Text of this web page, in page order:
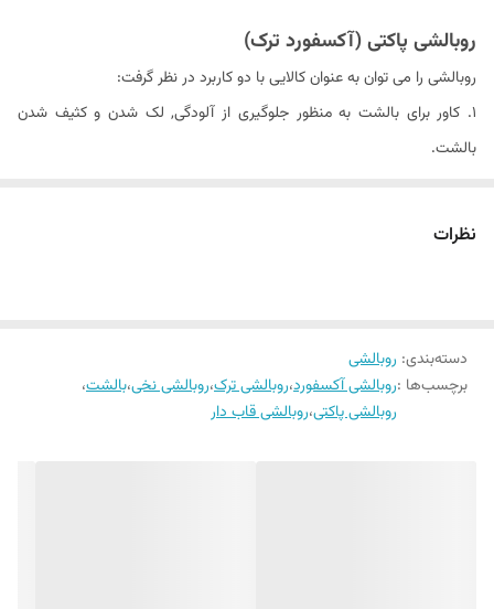
دستورالعمل شستشو
شستشو با آب با دمای مناسب و مایع لباسشویی
بدون آنزیم
روبالشی پاکتی (آکسفورد ترک)
روبالشی را می توان به عنوان کالایی با دو کاربرد در نظر گرفت:
۱. کاور برای بالشت به منظور جلوگیری از آلودگی, لک شدن و کثیف شدن
بالشت.
این روبالشی ها به صورت جفت و در طیف های رنگی متنوع و سایز استاندارد
عرضه می شوند که همگی پاکتی و قاب دار هستند. ضمنا امکان سفارش
نظرات
دسته‌بندی: روبالشی
برچسب‌ها :روبالشی آکسفورد،روبالشی ترک،روبالشی نخی،بالشت،
روبالشی پاکتی،روبالشی قاب دار